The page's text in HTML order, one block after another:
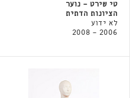
טי שירט - נוער
הציונות הדתית
לא ידוע
2006 - 2008